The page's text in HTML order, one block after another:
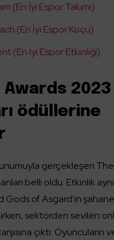
(En İyi Espor Takımı)
(En İyi Espor Koçu)
(En İyi Espor Etkinliği)
Awards 2023
ödüllerine
gerçekleşen
belli oldu. Etkinlik
Gods of Asgard’ın şahane
sektörden sevilen
çıktı. Oyuncuların